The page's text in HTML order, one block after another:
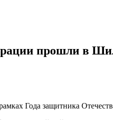
прошли в
Года защитника